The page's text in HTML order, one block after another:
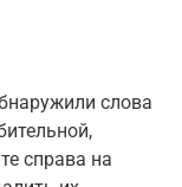
слова
справа на